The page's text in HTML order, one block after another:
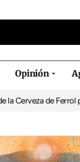
Opinión
Ferrol por